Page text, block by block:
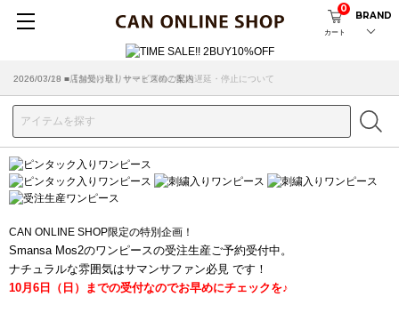
カート
0
BRAND
2026/07/29 ■【お知らせ】ヤマト運輸の配送遅延・停止について
2026/03/18 ■店舗受け取りサービスのご案内
CAN ONLINE SHOP限定の特別企画！
Smansa Mos2のワンピースの受注生産ご予約受付中。
ナチュラルな雰囲気はサマンサファン必見 です！
10月6日（日）までの受付なのでお早めにチェックを♪